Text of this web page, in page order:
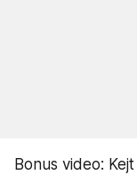
Bonus video: